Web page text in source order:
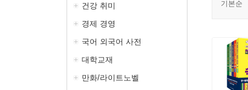
건강 취미
경제 경영
국어 외국어 사전
대학교재
만화/라이트노벨
기본순